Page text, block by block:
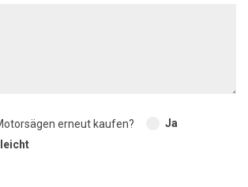
erneut kaufen?
Ja